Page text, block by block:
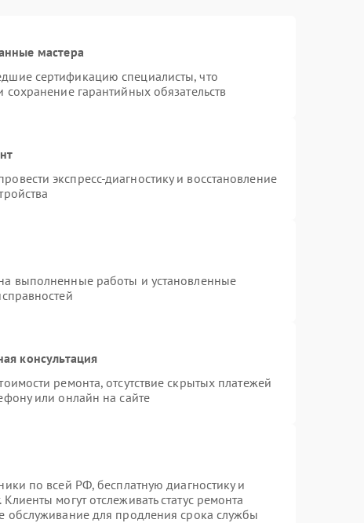
мастера
сертификацию специалисты, что
гарантийных обязательств
экспресс-диагностику и восстановление
выполненные работы и установленные
консультация
ремонта, отсутствие скрытых платежей
или онлайн на сайте
по всей РФ, бесплатную диагностику и
могут отслеживать статус ремонта
обслуживание для продления срока службы